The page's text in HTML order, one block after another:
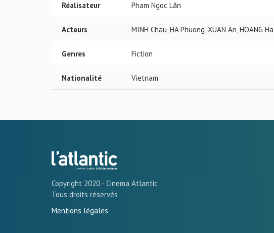
Réalisateur Pham Ngoc Lân
Acteurs MINH Chau, HA Phuong, XUAN An, HOANG Ha
Genres Fiction
Nationalité Vietnam
Copyright 2020 - Cinema Atlantic
Tous droits réservés
Mentions légales